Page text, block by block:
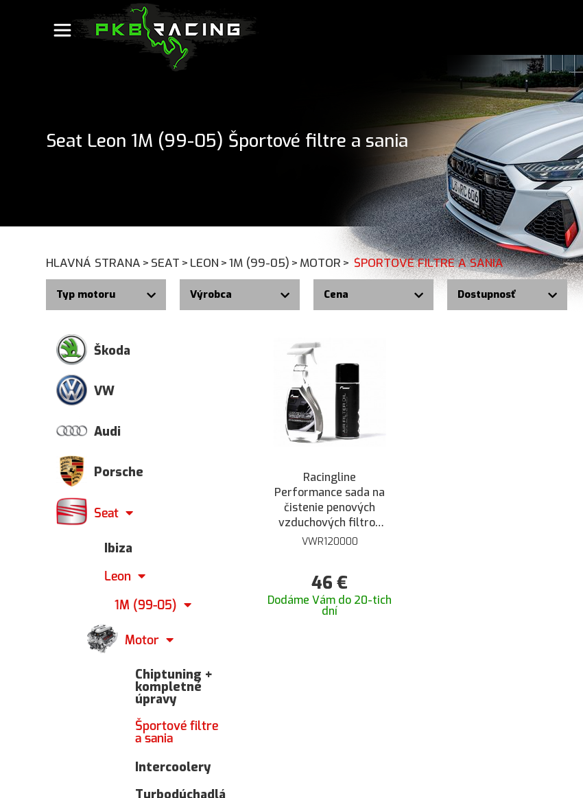
Seat Leon 1M (99-05) Športové filtre a sania
HLAVNÁ STRANA > SEAT > LEON >1M (99-05) > MOTOR > ŠPORTOVÉ FILTRE A SANIA
Typ motoru Výrobca Cena Dostupnosť
Škoda
VW
Audi
Porsche
Seat
Ibiza
Leon
1M (99-05)
Motor
Chiptuning +
kompletné
úpravy
Športové filtre
a sania
Intercoolery
Racingline
Performance sada na
čistenie penových
vzduchových filtrov
TriFoam®
VWR120000
46€
Dodáme Vám do 20-tich
dní